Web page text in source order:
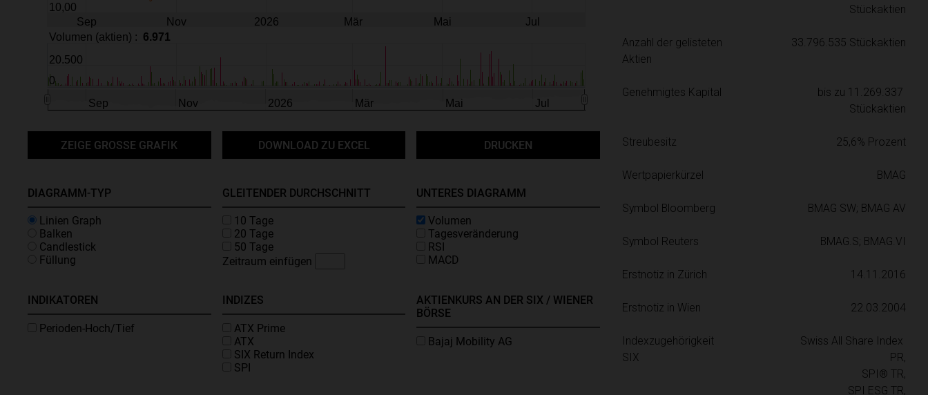
Stückaktien
Anzahl der gelisteten
Aktien
33.796.535 Stückaktien
Genehmigtes Kapital
bis zu 11.269.337
Stückaktien
Streubesitz 25,6% Prozent
Wertpapierkürzel BMAG
Symbol Bloomberg BMAG SW; BMAG AV
Symbol Reuters BMAG.S; BMAG.VI
Erstnotiz in Zürich 14.11.2016
Erstnotiz in Wien 22.03.2004
Indexzugehörigkeit
SIX
Swiss All Share Index
PR,
SPI® TR,
SPI ESG TR,